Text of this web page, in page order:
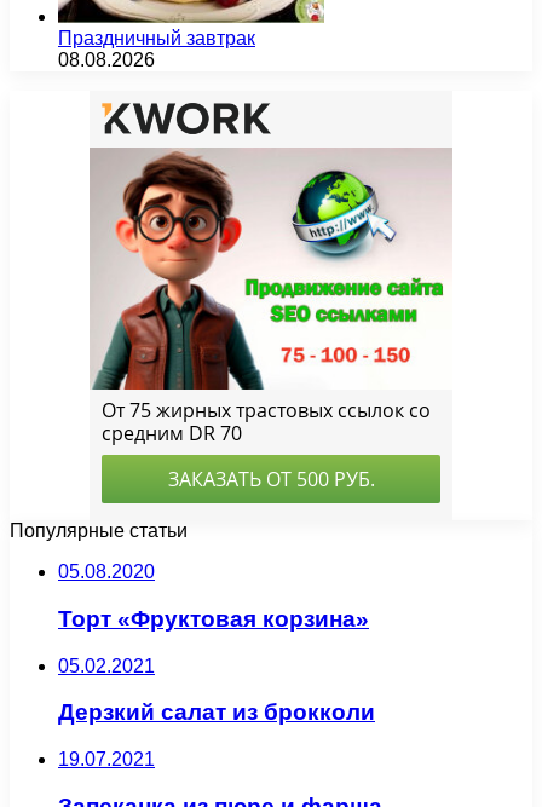
Праздничный завтрак
08.08.2026
Популярные статьи
05.08.2020
Торт «Фруктовая корзина»
05.02.2021
Дерзкий салат из брокколи
19.07.2021